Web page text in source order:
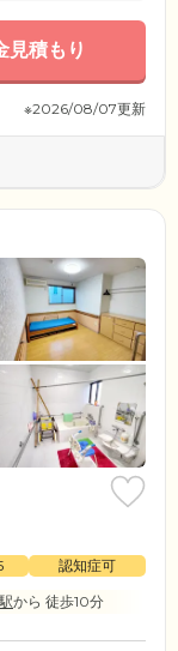
見積もり
※2026/08/07更新
認知症可
から 徒歩10分